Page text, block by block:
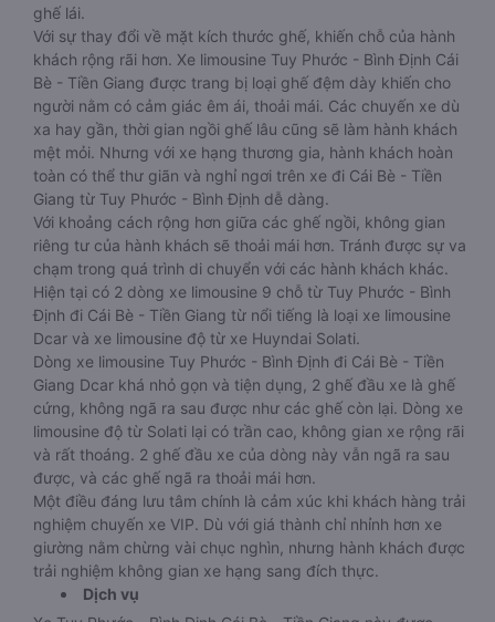
ghế lái.
Với sự thay đổi về mặt kích thước ghế, khiến chỗ của hành
khách rộng rãi hơn. Xe limousine Tuy Phước - Bình Định Cái
Bè - Tiền Giang được trang bị loại ghế đệm dày khiến cho
người nằm có cảm giác êm ái, thoải mái. Các chuyến xe dù
xa hay gần, thời gian ngồi ghế lâu cũng sẽ làm hành khách
mệt mỏi. Nhưng với xe hạng thương gia, hành khách hoàn
toàn có thể thư giãn và nghỉ ngơi trên xe đi Cái Bè - Tiền
Giang từ Tuy Phước - Bình Định dễ dàng.
Với khoảng cách rộng hơn giữa các ghế ngồi, không gian
riêng tư của hành khách sẽ thoải mái hơn. Tránh được sự va
chạm trong quá trình di chuyển với các hành khách khác.
Hiện tại có 2 dòng xe limousine 9 chỗ từ Tuy Phước - Bình
Định đi Cái Bè - Tiền Giang từ nổi tiếng là loại xe limousine
Dcar và xe limousine độ từ xe Huyndai Solati.
Dòng xe limousine Tuy Phước - Bình Định đi Cái Bè - Tiền
Giang Dcar khá nhỏ gọn và tiện dụng, 2 ghế đầu xe là ghế
cứng, không ngã ra sau được như các ghế còn lại. Dòng xe
limousine độ từ Solati lại có trần cao, không gian xe rộng rãi
và rất thoáng. 2 ghế đầu xe của dòng này vẫn ngã ra sau
được, và các ghế ngã ra thoải mái hơn.
Một điều đáng lưu tâm chính là cảm xúc khi khách hàng trải
nghiệm chuyến xe VIP. Dù với giá thành chỉ nhỉnh hơn xe
giường nằm chừng vài chục nghìn, nhưng hành khách được
trải nghiệm không gian xe hạng sang đích thực.
Dịch vụ